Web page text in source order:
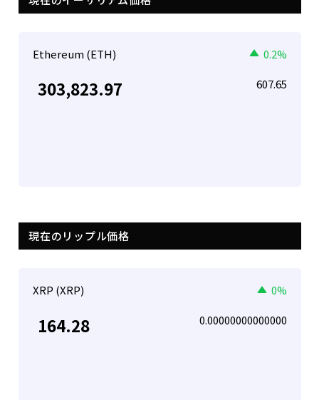
Ethereum (ETH) 0.2%
303,823.97 607.65
現在のリップル価格
XRP (XRP) 0%
164.28 0.00000000000000